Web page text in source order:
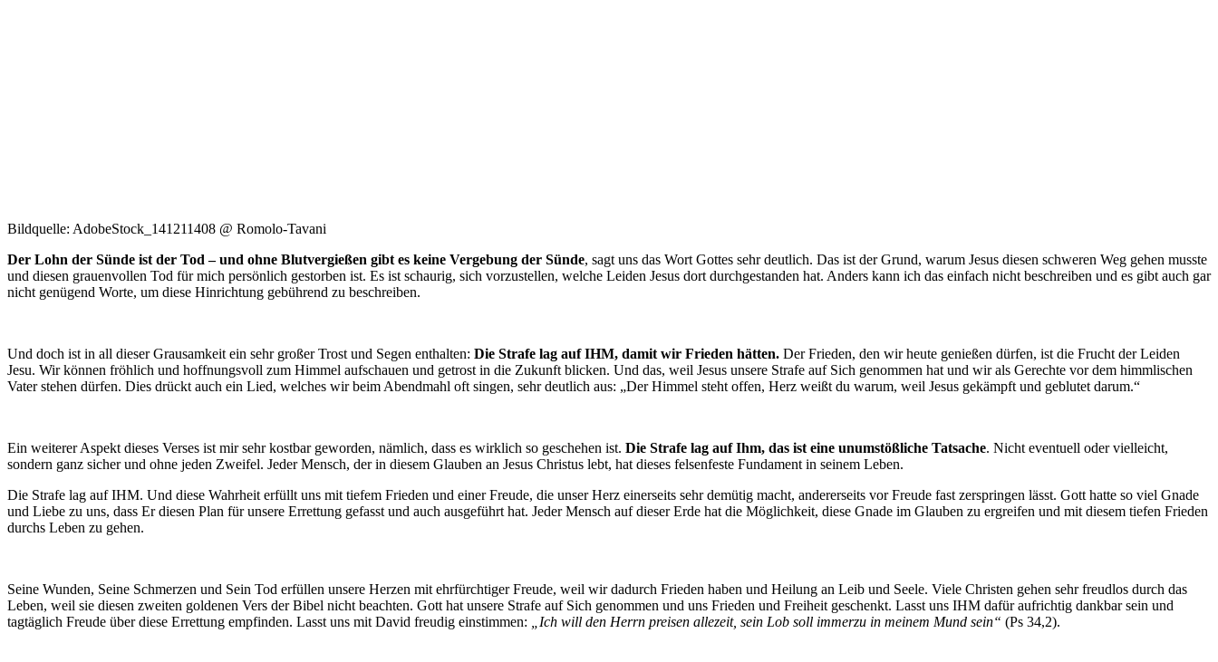
Bildquelle: AdobeStock_141211408 @ Romolo-Tavani
Der Lohn der Sünde ist der Tod – und ohne Blutvergießen gibt es keine Vergebung der Sünde, sagt uns das Wort Gottes sehr deutlich. Das ist der Grund, warum Jesus diesen schweren Weg gehen musste
und diesen grauenvollen Tod für mich persönlich gestorben ist. Es ist schaurig, sich vorzustellen, welche Leiden Jesus dort durchgestanden hat. Anders kann ich das einfach nicht beschreiben und es gibt auch gar
nicht genügend Worte, um diese Hinrichtung gebührend zu beschreiben.
Und doch ist in all dieser Grausamkeit ein sehr großer Trost und Segen enthalten: Die Strafe lag auf IHM, damit wir Frieden hätten. Der Frieden, den wir heute genießen dürfen, ist die Frucht der Leiden
Jesu. Wir können fröhlich und hoffnungsvoll zum Himmel aufschauen und getrost in die Zukunft blicken. Und das, weil Jesus unsere Strafe auf Sich genommen hat und wir als Gerechte vor dem himmlischen
Vater stehen dürfen. Dies drückt auch ein Lied, welches wir beim Abendmahl oft singen, sehr deutlich aus: „Der Himmel steht offen, Herz weißt du warum, weil Jesus gekämpft und geblutet darum.“
Ein weiterer Aspekt dieses Verses ist mir sehr kostbar geworden, nämlich, dass es wirklich so geschehen ist. Die Strafe lag auf Ihm, das ist eine unumstößliche Tatsache. Nicht eventuell oder vielleicht,
sondern ganz sicher und ohne jeden Zweifel. Jeder Mensch, der in diesem Glauben an Jesus Christus lebt, hat dieses felsenfeste Fundament in seinem Leben.
Die Strafe lag auf IHM. Und diese Wahrheit erfüllt uns mit tiefem Frieden und einer Freude, die unser Herz einerseits sehr demütig macht, andererseits vor Freude fast zerspringen lässt. Gott hatte so viel Gnade
und Liebe zu uns, dass Er diesen Plan für unsere Errettung gefasst und auch ausgeführt hat. Jeder Mensch auf dieser Erde hat die Möglichkeit, diese Gnade im Glauben zu ergreifen und mit diesem tiefen Frieden
durchs Leben zu gehen.
Seine Wunden, Seine Schmerzen und Sein Tod erfüllen unsere Herzen mit ehrfürchtiger Freude, weil wir dadurch Frieden haben und Heilung an Leib und Seele. Viele Christen gehen sehr freudlos durch das
Leben, weil sie diesen zweiten goldenen Vers der Bibel nicht beachten. Gott hat unsere Strafe auf Sich genommen und uns Frieden und Freiheit geschenkt. Lasst uns IHM dafür aufrichtig dankbar sein und
tagtäglich Freude über diese Errettung empfinden. Lasst uns mit David freudig einstimmen:
„Ich will den Herrn preisen allezeit, sein Lob soll immerzu in meinem Mund sein“ (Ps 34,2).